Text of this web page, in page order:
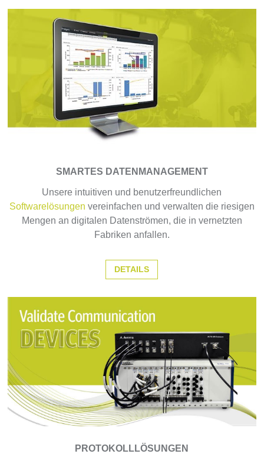
SMARTES DATENMANAGEMENT
Unsere intuitiven und benutzerfreundlichen
Softwarelösungen vereinfachen und verwalten die riesigen
Mengen an digitalen Datenströmen, die in vernetzten
Fabriken anfallen.
DETAILS
PROTOKOLLLÖSUNGEN